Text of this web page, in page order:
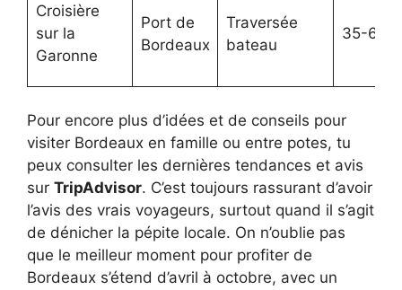
Croisière
sur la
Garonne
Port de
Bordeaux
Traversée
bateau
35-60
Pour encore plus d’idées et de conseils pour
visiter Bordeaux en famille ou entre potes, tu
peux consulter les dernières tendances et avis
sur TripAdvisor. C’est toujours rassurant d’avoir
l’avis des vrais voyageurs, surtout quand il s’agit
de dénicher la pépite locale. On n’oublie pas
que le meilleur moment pour profiter de
Bordeaux s’étend d’avril à octobre, avec un